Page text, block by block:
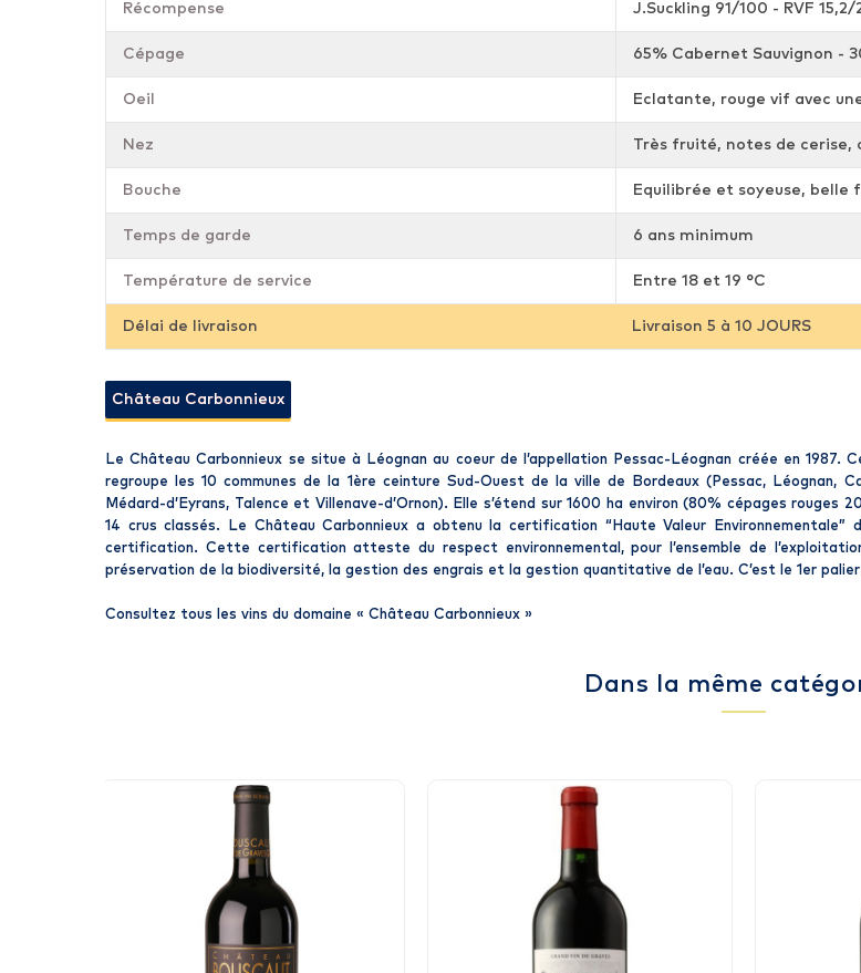
Récompense J.Suckling 91/100 - RVF
Cépage 65% Cabernet Sauvignon -
Oeil Eclatante, rouge vif avec
Nez Très fruité, notes de cerise,
Bouche Equilibrée et soyeuse,
Temps de garde 6 ans minimum
Température de service Entre 18 et 19 °C
Délai de livraison Livraison 5 à 10 JOURS
Château Carbonnieux
Le Château Carbonnieux se situe à Léognan au coeur de l’appellation Pessac-Léognan créée en
regroupe les 10 communes de la 1ère ceinture Sud-Ouest de la ville de Bordeaux (Pessac, Léognan,
Médard-d’Eyrans, Talence et Villenave-d’Ornon). Elle s’étend sur 1600 ha environ (80% cépages
14 crus classés. Le Château Carbonnieux a obtenu la certification “Haute Valeur
certification. Cette certification atteste du respect environnemental, pour l’ensemble de
préservation de la biodiversité, la gestion des engrais et la gestion quantitative de l’eau. C’est le 1er
Consultez tous les vins du domaine « Château Carbonnieux »
Dans la même